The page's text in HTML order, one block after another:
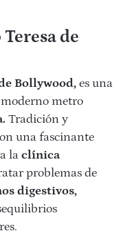
de
Bollywood, es una
metro
Tradición y
una fascinante
laclínica
problemas de
digestivos,